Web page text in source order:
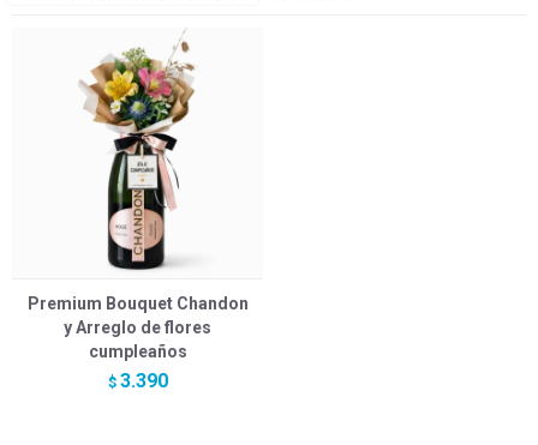
Premium Bouquet Chandon
y Arreglo de flores
cumpleaños
$ 3.390